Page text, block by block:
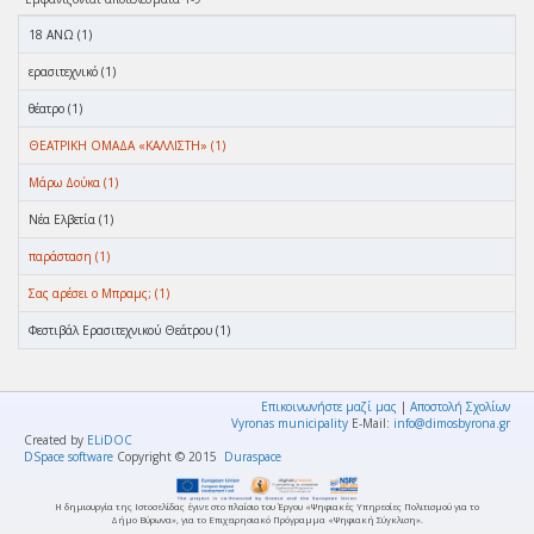
18 ΑΝΩ (1)
ερασιτεχνικό (1)
θέατρο (1)
ΘΕΑΤΡΙΚΗ ΟΜΑΔΑ «ΚΑΛΛΙΣΤΗ» (1)
Μάρω Δούκα (1)
Νέα Ελβετία (1)
παράσταση (1)
Σας αρέσει ο Μπραμς; (1)
Φεστιβάλ Ερασιτεχνικού Θεάτρου (1)
Επικοινωνήστε μαζί μας | Αποστολή Σχολίων
Vyronas municipality E-Mail: info@dimosbyrona.gr
Created by ELiDOC
DSpace software Copyright © 2015 Duraspace
Η δημιουργία της Ιστοσελίδας έγινε στο πλαίσιο του Έργου «Ψηφιακές Υπηρεσίες Πολιτισμού για το
Δήμο Βύρωνα», για το Επιχειρησιακό Πρόγραμμα «Ψηφιακή Σύγκλιση».